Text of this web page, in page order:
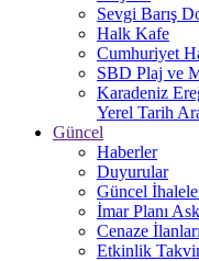
Sevgi Barış
Halk Kafe
Cumhuriyet
SBD Plaj ve
Karadeniz
Yerel Tarih
Güncel
Haberler
Duyurular
Güncel
İmar Planı
Cenaze İlanları
Etkinlik